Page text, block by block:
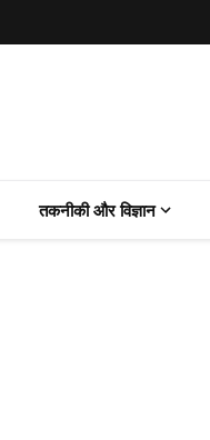
तकनीकी और विज्ञान